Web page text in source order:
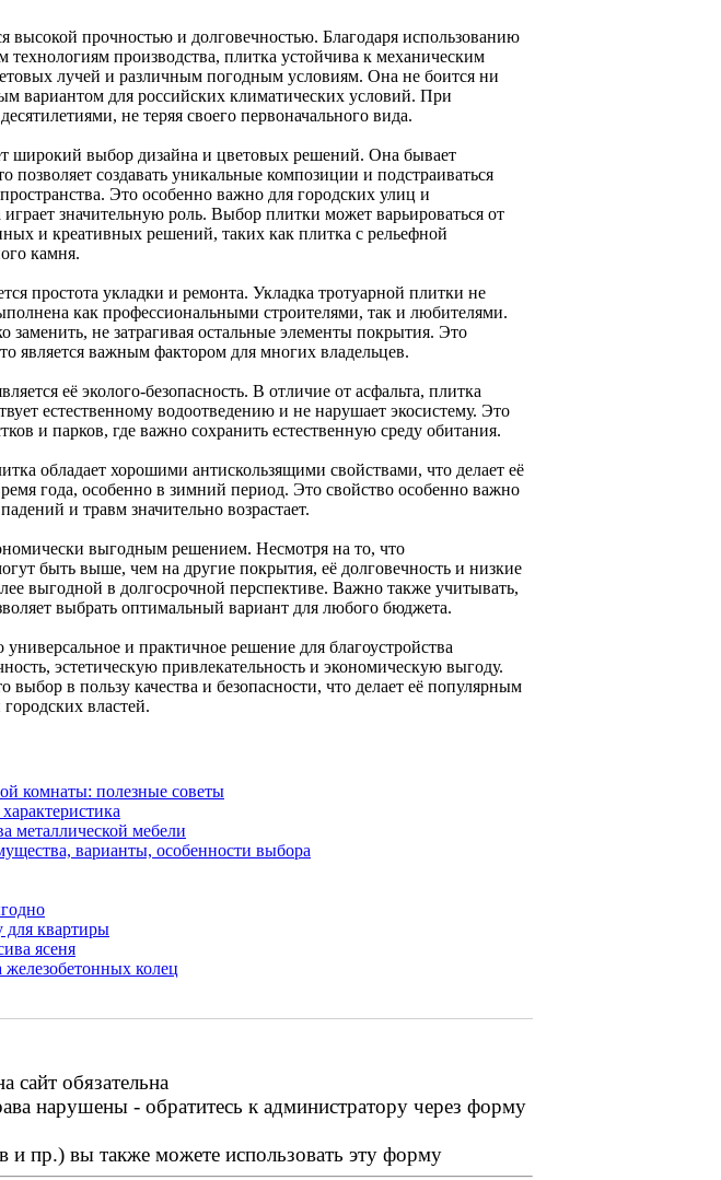
высокой прочностью и долговечностью. Благодаря использованию
производства, плитка устойчива к механическим
лучей и различным погодным условиям. Она не боится ни
вариантом для российских климатических условий. При
не теряя своего первоначального вида.
широкий выбор дизайна и цветовых решений. Она бывает
позволяет создавать уникальные композиции и подстраиваться
Это особенно важно для городских улиц и
значительную роль. Выбор плитки может варьироваться от
и креативных решений, таких как плитка с рельефной
камня.
простота укладки и ремонта. Укладка тротуарной плитки не
как профессиональными строителями, так и любителями.
заменить, не затрагивая остальные элементы покрытия. Это
является важным фактором для многих владельцев.
её эколого-безопасность. В отличие от асфальта, плитка
естественному водоотведению и не нарушает экосистему. Это
и парков, где важно сохранить естественную среду обитания.
обладает хорошими антискользящими свойствами, что делает её
года, особенно в зимний период. Это свойство особенно важно
и травм значительно возрастает.
выгодным решением. Несмотря на то, что
быть выше, чем на другие покрытия, её долговечность и низкие
выгодной в долгосрочной перспективе. Важно также учитывать,
выбрать оптимальный вариант для любого бюджета.
и практичное решение для благоустройства
эстетическую привлекательность и экономическую выгоду.
в пользу качества и безопасности, что делает её популярным
властей.
комнаты: полезные советы
металлической мебели
варианты, особенности выбора
для квартиры
ясеня
колец
сайт обязательна
нарушены - обратитесь к администратору через форму
и пр.) вы также можете использовать эту форму